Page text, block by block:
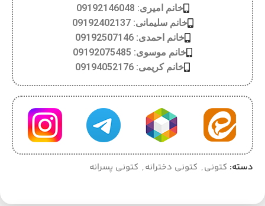
خانم امیری: 09192146048
خانم سلیمانی: 09192402137
خانم احمدی: 09192507146
خانم موسوی: 09192075485
خانم کریمی: 09194052176
دسته: کتونی, کتونی دخترانه, کتونی پسرانه